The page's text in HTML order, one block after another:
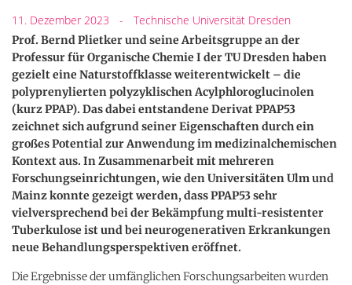
11. Dezember 2023 - Technische Universität Dresden
Prof. Bernd Plietker und seine Arbeitsgruppe an der
Professur für Organische Chemie I der TU Dresden haben
gezielt eine Naturstoffklasse weiterentwickelt – die
polyprenylierten polyzyklischen Acylphloroglucinolen
(kurz PPAP). Das dabei entstandene Derivat PPAP53
zeichnet sich aufgrund seiner Eigenschaften durch ein
großes Potential zur Anwendung im medizinalchemischen
Kontext aus. In Zusammenarbeit mit mehreren
Forschungseinrichtungen, wie den Universitäten Ulm und
Mainz konnte gezeigt werden, dass PPAP53 sehr
vielversprechend bei der Bekämpfung multi-resistenter
Tuberkulose ist und bei neurogenerativen Erkrankungen
neue Behandlungsperspektiven eröffnet.
Die Ergebnisse der umfänglichen Forschungsarbeiten wurden